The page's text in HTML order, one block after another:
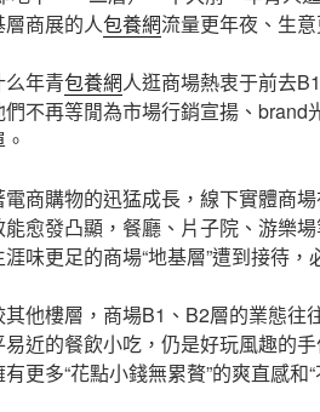
商展的人包養網流量更年夜、生
么年青包養網人逛商場熱衷于前去
不再等閒為市場行銷宣揚、
電商購物的迅猛成長，線下實體商
能愈發凸顯，餐廳、片子院、游樂
味更足的商場“地基層”遭到接待，
其他樓層，商場B1、B2層的業態往
近的餐飲小吃，仍是好玩風趣的
更多“花點小錢無累贅”的爽直感和